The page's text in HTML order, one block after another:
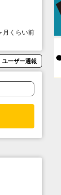
月くらい前
ユーザー通報